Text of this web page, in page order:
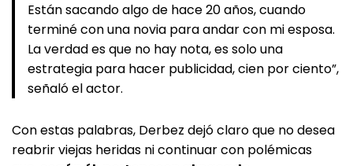
Están sacando algo de hace 20 años, cuando
terminé con una novia para andar con mi esposa.
La verdad es que no hay nota, es solo una
estrategia para hacer publicidad, cien por ciento”,
señaló el actor.
Con estas palabras, Derbez dejó claro que no desea
reabrir viejas heridas ni continuar con polémicas